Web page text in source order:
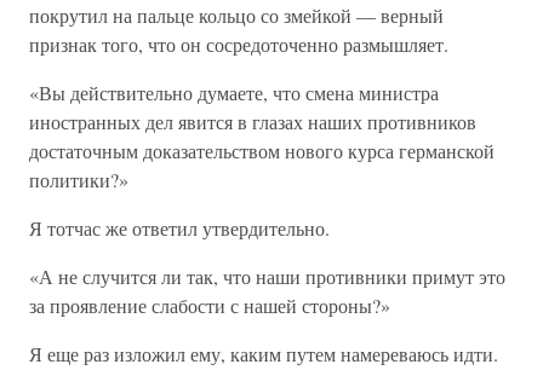
покрутил на пальце кольцо со змейкой — верный
признак того, что он сосредоточенно размышляет.
«Вы действительно думаете, что смена министра
иностранных дел явится в глазах наших противников
достаточным доказательством нового курса германской
политики?»
Я тотчас же ответил утвердительно.
«А не случится ли так, что наши противники примут это
за проявление слабости с нашей стороны?»
Я еще раз изложил ему, каким путем намереваюсь идти.